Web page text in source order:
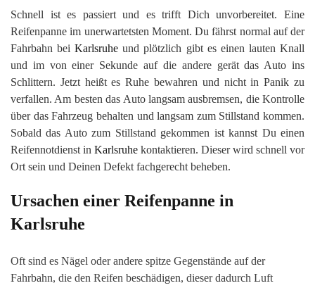
Schnell ist es passiert und es trifft Dich unvorbereitet. Eine
Reifenpanne im unerwartetsten Moment. Du fährst normal auf der
Fahrbahn beiKarlsruhe und plötzlich gibt es einen lauten Knall
und im von einer Sekunde auf die andere gerät das Auto ins
Schlittern. Jetzt heißt es Ruhe bewahren und nicht in Panik zu
verfallen. Am besten das Auto langsam ausbremsen, die Kontrolle
über das Fahrzeug behalten und langsam zum Stillstand kommen.
Sobald das Auto zum Stillstand gekommen ist kannst Du einen
Reifennotdienst in Karlsruhe kontaktieren. Dieser wird schnell vor
Ort sein und Deinen Defekt fachgerecht beheben.
Ursachen einer Reifenpanne in
Karlsruhe
Oft sind es Nägel oder andere spitze Gegenstände auf der
Fahrbahn, die den Reifen beschädigen, dieser dadurch Luft